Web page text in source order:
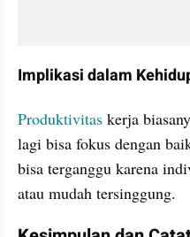
Implikasi dalam
Produktivitas kerja
lagi bisa fokus dengan
bisa terganggu karena
atau mudah tersinggung.